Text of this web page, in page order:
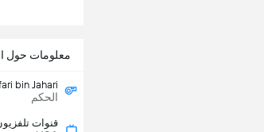
معلومات حول
bin Jahari
الحكم
قنوات